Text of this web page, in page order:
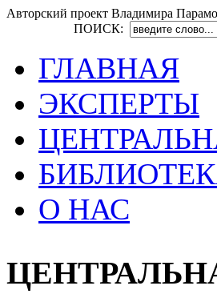
Авторский проект Владимира
ПОИСК:
ГЛАВНАЯ
ЭКСПЕРТЫ
О НАС